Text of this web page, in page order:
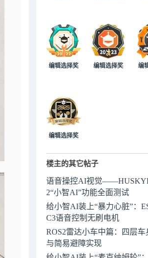
编辑选择奖 编辑选择奖 编
编辑选择奖
楼主的其它帖子
语音操控AI视觉
2“小智AI”功能全面测试
给小智AI装上“暴力心脏”：
C3语音控制无刷电机
ROS2雷达小车中篇：四层车
与简易避障实现